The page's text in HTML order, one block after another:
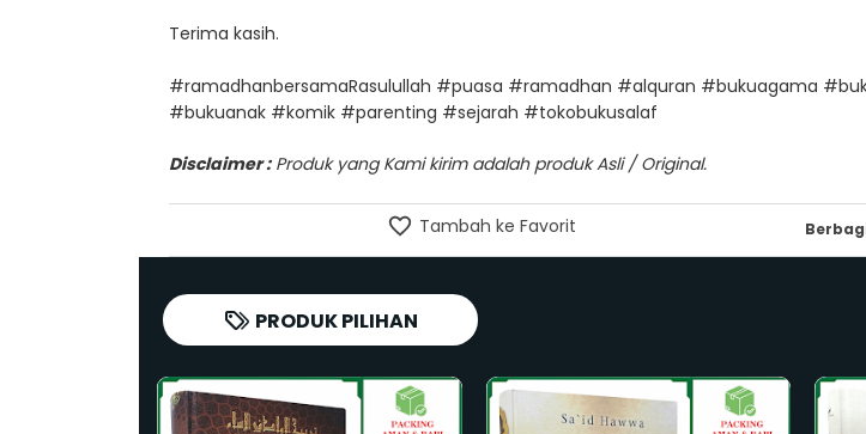
Terima kasih.
#ramadhanbersamaRasulullah #puasa #ramadhan #alquran #bukuagama
#bukuanak #komik #parenting #sejarah #tokobukusalaf
Disclaimer :Produk yang Kami kirim adalah produk Asli / Original.
Tambah ke Favorit
PRODUK PILIHAN